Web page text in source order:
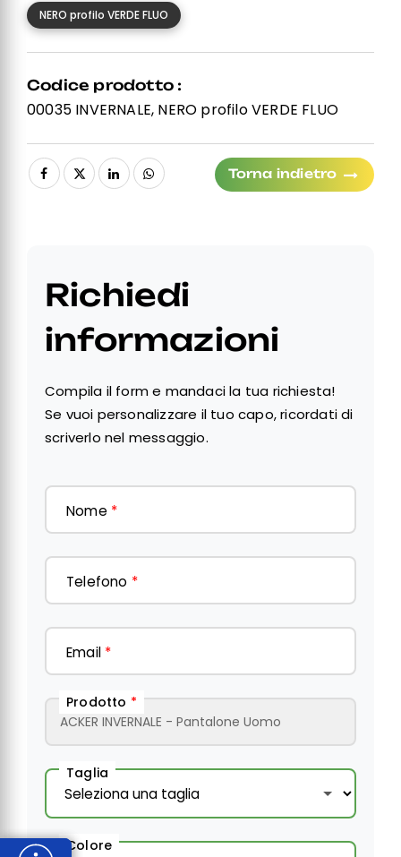
NERO profilo VERDE FLUO
Codice prodotto :
00035 INVERNALE, NERO profilo VERDE FLUO
Torna indietro
Richiedi
informazioni
Compila il form e mandaci la tua richiesta!
Se vuoi personalizzare il tuo capo, ricordati di
scriverlo nel messaggio.
Nome *
Telefono *
Email *
Prodotto *
Taglia
Colore